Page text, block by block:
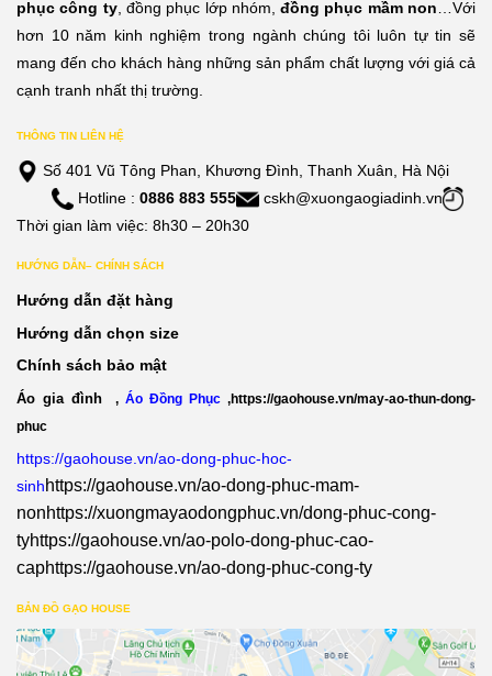
phục công ty, đồng phục lớp nhóm,đồng phục mầm non …Với
hơn 10 năm kinh nghiệm trong ngành chúng tôi luôn tự tin sẽ
mang đến cho khách hàng những sản phẩm chất lượng với giá cả
cạnh tranh nhất thị trường.
THÔNG TIN LIÊN HỆ
Số 401 Vũ Tông Phan, Khương Đình, Thanh Xuân, Hà Nội
Hotline : 0886 883 555
cskh@xuongaogiadinh.vn
Thời gian làm việc: 8h30 – 20h30
HƯỚNG DẪN– CHÍNH SÁCH
Hướng dẫn đặt hàng
Hướng dẫn chọn size
Chính sách bảo mật
Áo gia đình , Áo Đồng Phục ,https://gaohouse.vn/may-ao-thun-dong-
phuc
https://gaohouse.vn/ao-dong-phuc-hoc-
sinhhttps://gaohouse.vn/ao-dong-phuc-mam-
nonhttps://xuongmayaodongphuc.vn/dong-phuc-cong-
tyhttps://gaohouse.vn/ao-polo-dong-phuc-cao-
caphttps://gaohouse.vn/ao-dong-phuc-cong-ty
BẢN ĐỒ GẠO HOUSE